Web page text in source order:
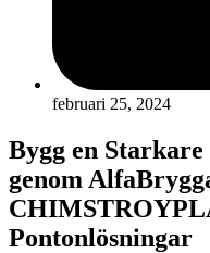
februari 25, 2024
Bygg en
genom
Pontonlösningar